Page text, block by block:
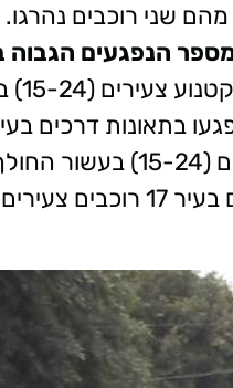
הנפגעים הגבוה